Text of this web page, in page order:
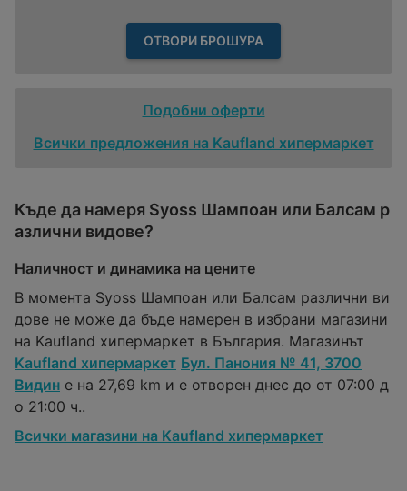
ОТВОРИ БРОШУРА
Подобни оферти
Всички предложения на Kaufland хипермаркет
Къде да намеря Syoss Шампоан или Балсам р
азлични видове?
Наличност и динамика на цените
В момента Syoss Шампоан или Балсам различни ви
дове не може да бъде намерен в избрани магазини
на Kaufland хипермаркет в България. Магазинът
Kaufland хипермаркет Бул. Панония № 41, 3700
Видин е на 27,69 km и е отворен днес до от 07:00 д
о 21:00 ч..
Всички магазини на Kaufland хипермаркет